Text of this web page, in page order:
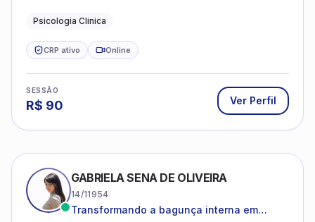
Psicologia Clinica
CRP ativo Online
SESSÃO
R$ 90 Ver Perfil
GABRIELA SENA DE OLIVEIRA
14/11954
Transformando a bagunça interna em